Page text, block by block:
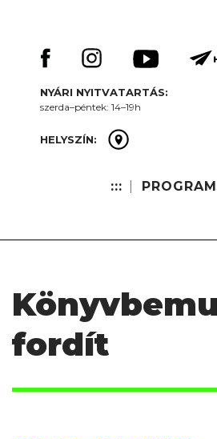
NYÁRI NYITVATARTÁS:
szerda–péntek: 14–19h
HELYSZÍN:
:::
fordít